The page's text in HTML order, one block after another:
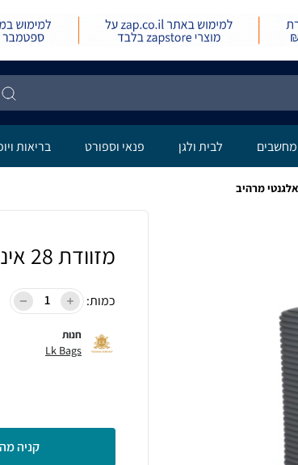
מחשבים לבית ולגן פנאי וספורט בריאות
מזוודת 28 אינץ it luggage בעיצוב אלגנטי מרהיב
כמות:
חנות
Lk Bags
קניה